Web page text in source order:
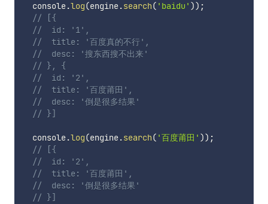
  console
.log(engine.search( 'baidu' )) ;
// [{
//  id: '1',
//  title: '百度真的不行',
//  desc: '搜东西搜不出来'
// }, {
//  id: '2',
//  title: '百度莆田',
//  desc: '倒是很多结果'
// }]
  console
.log(engine.search( '百度莆田' )) ;
// [{
//  id: '2',
//  title: '百度莆田',
//  desc: '倒是很多结果'
// }]